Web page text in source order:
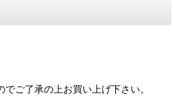
ご了承の上お買い上げ下さい。